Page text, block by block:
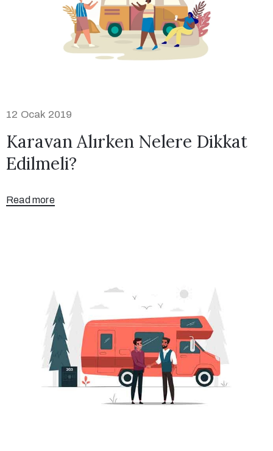
12 Ocak 2019
Karavan Alırken Nelere Dikkat
Edilmeli?
Read more